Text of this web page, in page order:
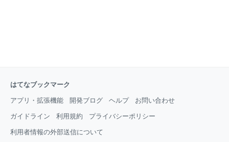
はてなブックマーク
アプリ・拡張機能 開発ブログ ヘルプ お問い合わせ
ガイドライン 利用規約 プライバシーポリシー
利用者情報の外部送信について